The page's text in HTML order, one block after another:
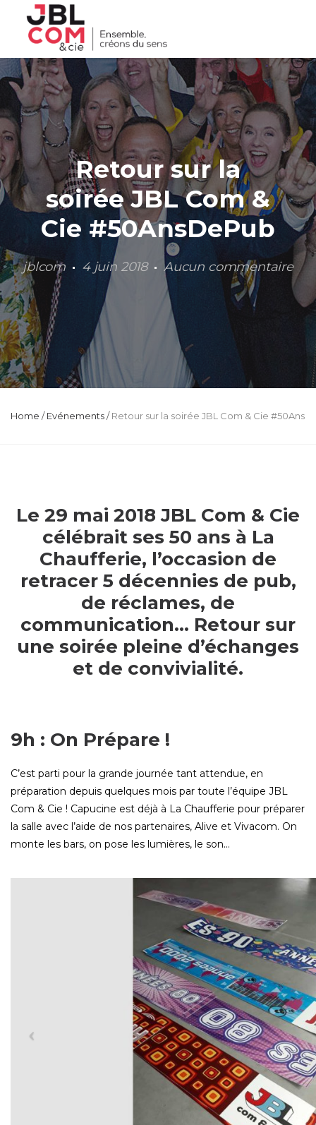
content
Retour sur la
soirée JBL Com &
Cie #50AnsDePub
jblcom 4 juin 2018 Aucun commentaire
Home /Evénements/Retour sur la soirée JBL Com & Cie
Le 29 mai 2018 JBL Com & Cie
célébrait ses 50 ans à La
Chaufferie, l’occasion de
retracer 5 décennies de pub,
de réclames, de
communication… Retour sur
une soirée pleine d’échanges
et de convivialité.
9h : On Prépare !
C’est parti pour la grande journée tant attendue, en
préparation depuis quelques mois par toute l’équipe JBL
Com & Cie ! Capucine est déjà à La Chaufferie pour préparer
la salle avec l’aide de nos partenaires, Alive et Vivacom. On
monte les bars, on pose les lumières, le son…